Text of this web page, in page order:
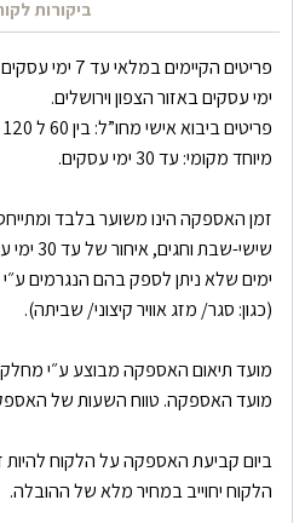
ביקורות
ימי עסקים באזור הצפון וירושלים.
מיוחד מקומי: עד 30 ימי עסקים.
זמן האספקה הינו משוער בלבד
שישי-
ימים שלא ניתן לספק בהם הנגרמים ע״י
(כגון: סגר/ מזג אוויר קיצוני/ שביתה).
מועד תיאום האספקה מבוצע ע״י
מועד האספקה. טווח השעות של האספקה
ביום קביעת האספקה על הלקוח להיות
הלקוח יחוייב במחיר מלא של ההובלה.